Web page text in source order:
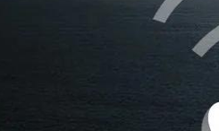
商业资讯速递 |